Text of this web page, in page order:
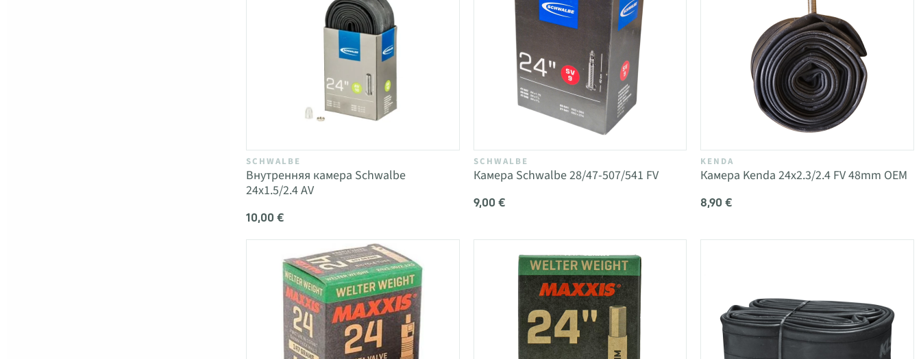
SCHWALBE
Внутренняя камера Schwalbe
24x1.5/2.4 AV
10,00 €
SCHWALBE
Камера Schwalbe 28/47-507/541 FV
9,00 €
KENDA
Камера Kenda 24x2.3/2.4 FV 48mm OEM
8,90 €